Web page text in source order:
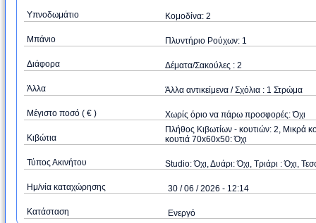
Υπνοδωμάτιο Κομοδίνα: 2
Μπάνιο Πλυντήριο Ρούχων: 1
Διάφορα Δέματα/Σακούλες : 2
Άλλα Άλλα αντικείμενα / Σχόλια : 1 Στρώμα
Μέγιστο ποσό ( € ) Xωρίς όριο να πάρω προσφορές: Όχι
Κιβώτια
Πλήθος Κιβωτίων - κουτιών: 2, Μικρά
κουτιά 70x60x50: Όχι
Τύπος Ακινήτου Studio: Όχι, Δυάρι: Όχι, Τριάρι : Όχι,
Ημ/νία καταχώρησης 30 / 06 / 2026 - 12:14
Κατάσταση Ενεργό